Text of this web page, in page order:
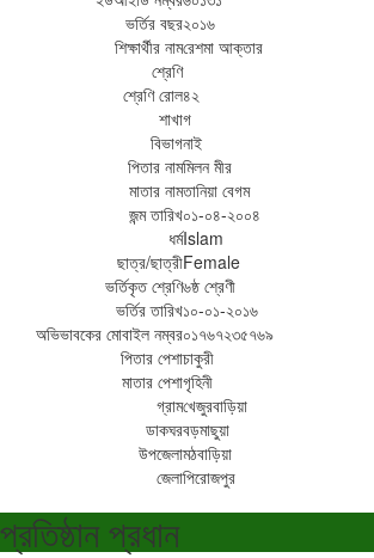
ভর্তির বছর২০১৬
শিক্ষার্থীর নামরেশমা আক্তার
শ্রেণি
শ্রেণি রোল৪২
শাখাগ
বিভাগনাই
পিতার নামমিলন মীর
মাতার নামতানিয়া বেগম
জন্ম তারিখ০১-০৪-২০০৪
ধর্মIslam
ছাত্র/ছাত্রীFemale
ভর্তিকৃত শ্রেণি৬ষ্ঠ শ্রেণী
ভর্তির তারিখ১০-০১-২০১৬
অভিভাবকের মোবাইল নম্বর০১৭৬৭২৩৫৭৬৯
পিতার পেশাচাকুরী
মাতার পেশাগৃহিনী
গ্রামখেজুরবাড়িয়া
ডাকঘরবড়মাছুয়া
উপজেলামঠবাড়িয়া
জেলাপিরোজপুর
প্রতিষ্ঠান প্রধান